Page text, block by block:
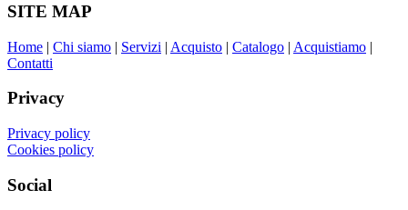
SITE MAP
Home | Chi siamo | Servizi | Acquisto | Catalogo | Acquistiamo |
Contatti
Privacy
Privacy policy
Cookies policy
Social